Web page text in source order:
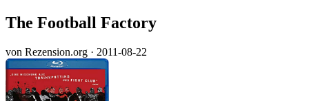
The Football Factory
von Rezension.org · 2011-08-22